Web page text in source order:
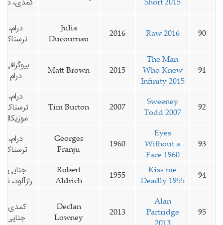
90
Raw 2016
2016
Julia
Ducournau
درام،
ترسناک
91
The Man
Who Knew
Infinity 2015
2015
Matt Brown
بیوگرافی،
درام
92
Sweeney
Todd 2007
2007
Tim Burton
درام،
ترسناک،
موزیکال
93
Eyes
Without a
Face 1960
1960
Georges
Franju
درام،
ترسناک
94
Kiss me
Deadly 1955
1955
Robert
Aldrich
جنایی،
رازآلود،
95
Alan
Partridge
2013
2013
Declan
Lowney
کمدی،
جنایی